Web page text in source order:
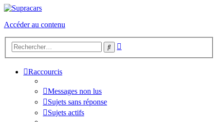
Accéder au contenu
Rechercher
Raccourcis
Messages non lus
Sujets sans réponse
Sujets actifs